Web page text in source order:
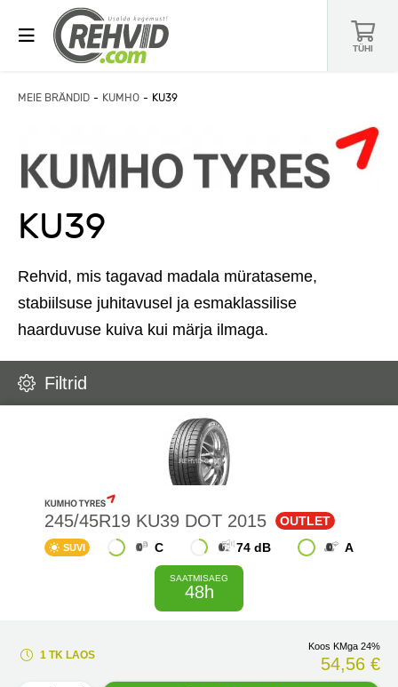
TÜHI
MEIE BRÄNDID KUMHO KU39
KU39
Rehvid, mis tagavad madala mürataseme,
stabiilsuse juhitavusel ja esmaklassilise
haarduvuse kuiva kui märja ilmaga.
Filtrid
245/45R19 KU39 DOT 2015 OUTLET
SUVI C 74 dB A
SAATMISAEG
48h
1 TK LAOS
Koos KMga 24%
54,56 €